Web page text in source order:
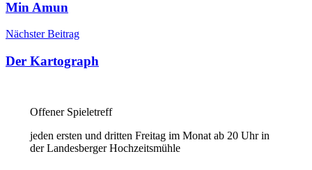
Min Amun
Nächster Beitrag
Der Kartograph
Offener Spieletreff
jeden ersten und dritten Freitag im Monat ab 20 Uhr in
der Landesberger Hochzeitsmühle